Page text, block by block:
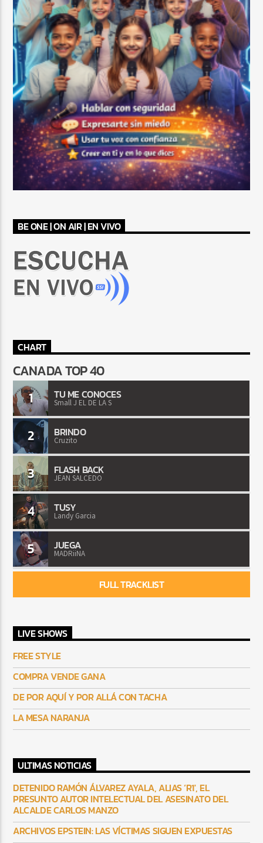
BE ONE | ON AIR | EN VIVO
CHART
CANADA TOP 40
1 TU ME CONOCES
Small J EL DE LA S
2 BRINDO
Cruzito
3 FLASH BACK
JEAN SALCEDO
4 TUSY
Landy Garcia
5 JUEGA
MADRiiNA
FULL TRACKLIST
LIVE SHOWS
FREE STYLE
COMPRA VENDE GANA
DE POR AQUÍ Y POR ALLÁ CON TACHA
LA MESA NARANJA
ULTIMAS NOTICIAS
DETENIDO RAMÓN ÁLVAREZ AYALA, ALIAS ‘R1′, EL
PRESUNTO AUTOR INTELECTUAL DEL ASESINATO DEL
ALCALDE CARLOS MANZO
ARCHIVOS EPSTEIN: LAS VÍCTIMAS SIGUEN EXPUESTAS